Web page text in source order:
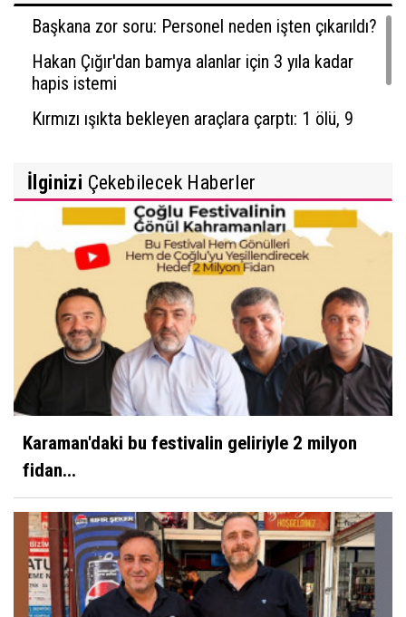
Başkana zor soru: Personel neden işten çıkarıldı?
Hakan Çığır'dan bamya alanlar için 3 yıla kadar
hapis istemi
Kırmızı ışıkta bekleyen araçlara çarptı: 1 ölü, 9
İlginizi Çekebilecek Haberler
Karaman'daki bu festivalin geliriyle 2 milyon
fidan...